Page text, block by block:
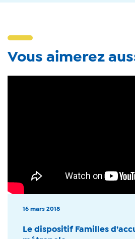
Vous aimerez
16 mars 2018
Le dispositif Familles